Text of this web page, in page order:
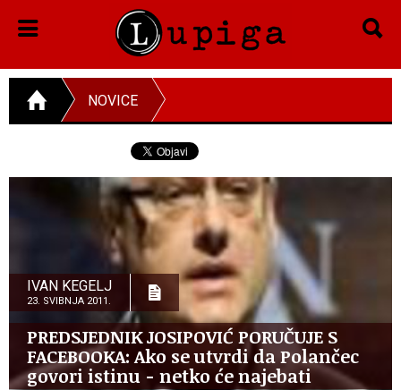
NOVICE
IVAN KEGELJ
23. SVIBNJA 2011.
PREDSJEDNIK JOSIPOVIĆ PORUČUJE S
FACEBOOKA: Ako se utvrdi da Polančec
govori istinu - netko će najebati